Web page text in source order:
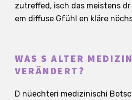
zutreffed, isch das meistens
em diffuse Gfühl en kläre
WAS S ALTER
VERÄNDERT?
D nüechteri medizinischi